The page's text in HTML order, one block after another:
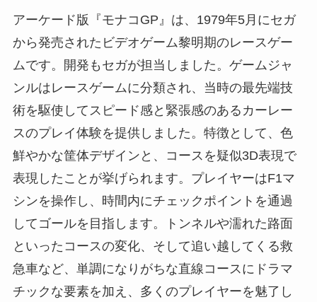
アーケード版『モナコGP』は、1979年5月にセガ
から発売されたビデオゲーム黎明期のレースゲー
ムです。開発もセガが担当しました。ゲームジャ
ンルはレースゲームに分類され、当時の最先端技
術を駆使してスピード感と緊張感のあるカーレー
スのプレイ体験を提供しました。特徴として、色
鮮やかな筐体デザインと、コースを疑似3D表現で
表現したことが挙げられます。プレイヤーはF1マ
シンを操作し、時間内にチェックポイントを通過
してゴールを目指します。トンネルや濡れた路面
といったコースの変化、そして追い越してくる救
急車など、単調になりがちな直線コースにドラマ
チックな要素を加え、多くのプレイヤーを魅了し